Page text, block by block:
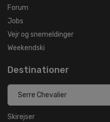
Forum
Jobs
Vejr og snemeldinger
Weekendski
Destinationer
Skirejser